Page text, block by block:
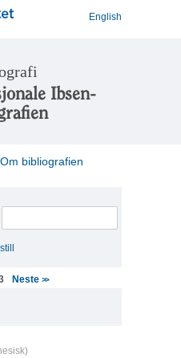
English
Ibsen-
Om bibliografien
Neste>>